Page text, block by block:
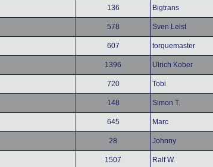
136 Bigtrans
578 Sven Leist
607 torquemaster
1396 Ulrich Kober
720 Tobi
148 Simon T.
645 Marc
28 Johnny
1507 Ralf W.